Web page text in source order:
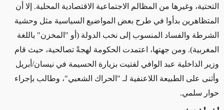
التحتية، وغيرها من المظالم الاجتماعية الاقتصادية المحلية. إلا أن
المتظاهرين بدأوا في طرح بعض المواضيع السياسية مثل وحشية
الشرطة والفساد المنسوب إلى نخب الدولة (أو "المخزن" باللغة
المغربية). ومن جهتها، اعتمدت الحكومة لهجةً تصالحية، حيث قام
وزير الداخلية عبد الوافي لفتيت بزيارة الحسيمة في نيسان/أبريل
وأثنى على الطبيعة اللاعنفية لـ "الحراك الشعبي"، وطالب بإجراء
حوار سلمي.